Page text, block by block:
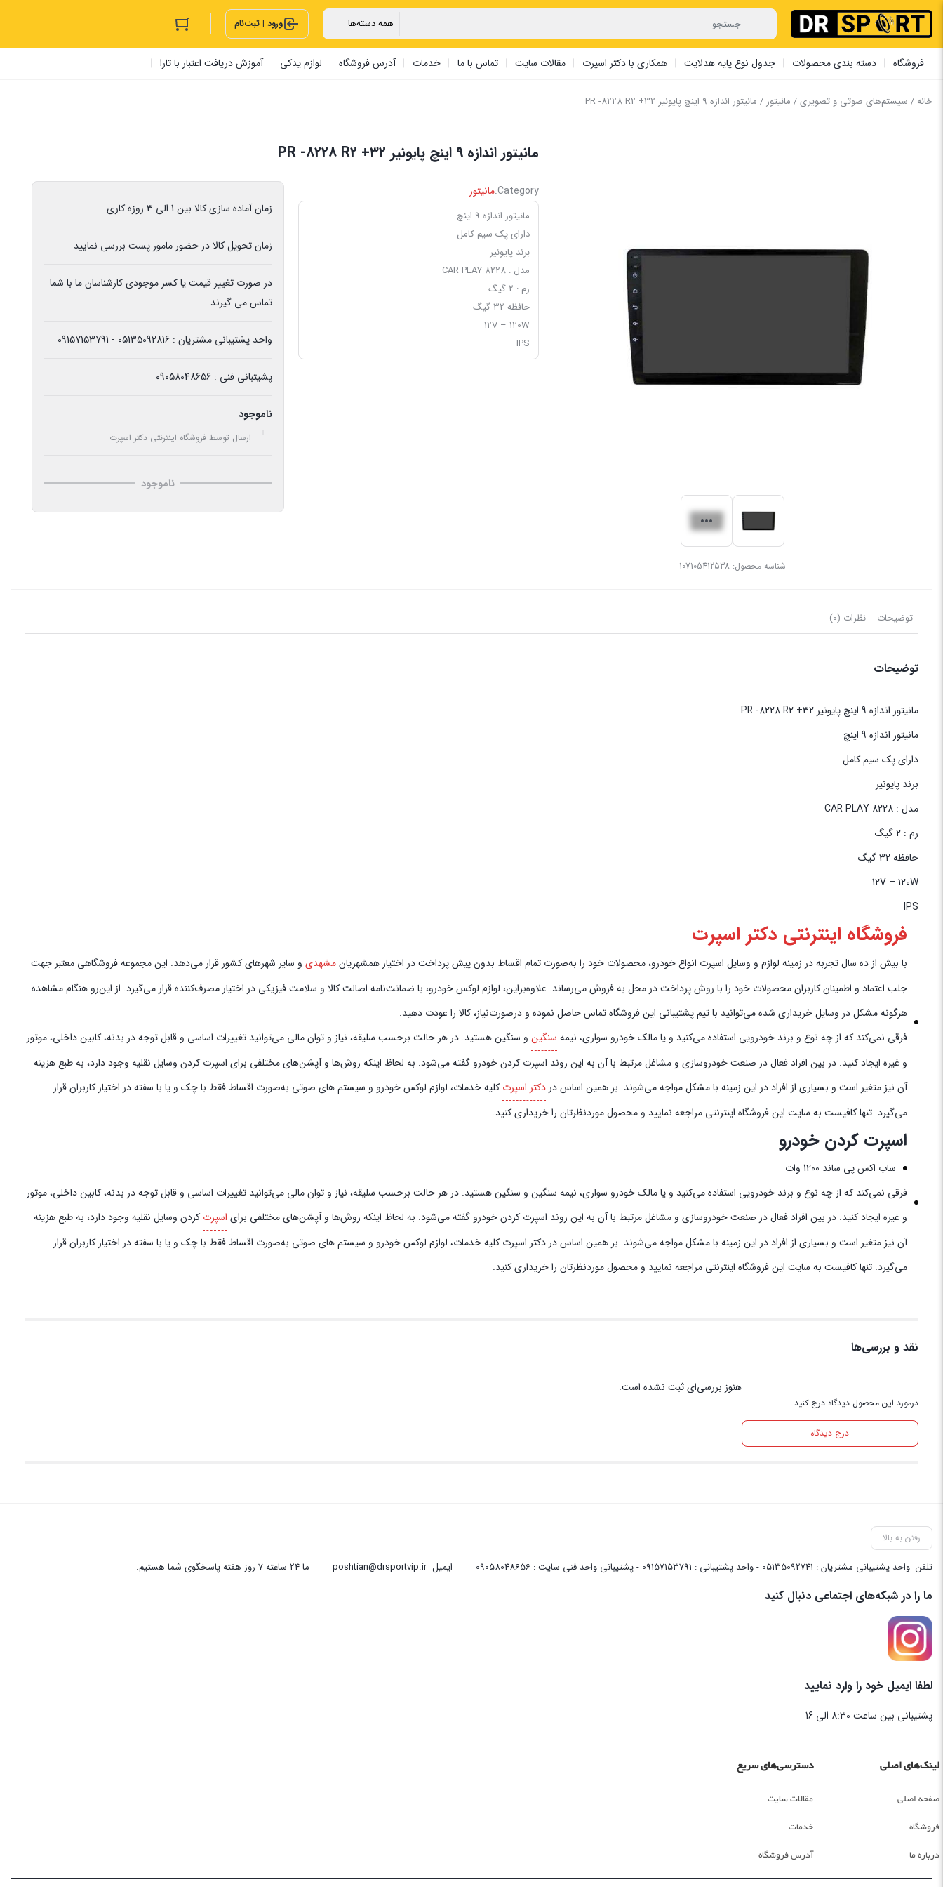
ورود | ثبت‌نام
فروشگاه دسته بندی محصولات جدول نوع پایه هدلایت همکاری با دکتر اسپرت مقالات سایت تماس با ما خدمات آدرس فروشگاه لوازم یدکی آموزش دریافت اعتبار با تارا
خانه/ سیستم‌های صوتی و تصویری/ مانیتور / مانیتور اندازه 9 اینچ پایونیر PR -8228 R2 +32
شناسه محصول:107105412538
مانیتور اندازه 9 اینچ پایونیر PR -8228 R2 +32
Category:مانیتور
مانیتور اندازه 9 اینچ
دارای پک سیم کامل
برند پایونیر
مدل : CAR PLAY 8228
رم : 2 گیگ
حافظه 32 گیگ
12V – 120W
IPS
زمان آماده سازی کالا بین 1 الی 3 روزه کاری
زمان تحویل کالا در حضور مامور پست بررسی نمایید
در صورت تغییر قیمت یا کسر موجودی کارشناسان ما با شما
تماس می گیرند
واحد پشتیبانی مشتریان : 05135092816 - 09157153791
پشیتبانی فنی : 09058048656
ناموجود
ارسال توسط فروشگاه اینترنتی دکتر اسپرت
ناموجود
توضیحات نظرات (0)
توضیحات
مانیتور اندازه 9 اینچ پایونیر PR -8228 R2 +32
مانیتور اندازه 9 اینچ
دارای پک سیم کامل
برند پایونیر
مدل : CAR PLAY 8228
رم : 2 گیگ
حافظه 32 گیگ
12V – 120W
IPS
فروشگاه اینترنتی دکتر اسپرت
با بیش از ده سال تجربه در زمینه لوازم و وسایل اسپرت انواع خودرو، محصولات خود را به‌صورت تمام اقساط بدون پیش‌‎ پرداخت در اختیار همشهریان مشهدی و سایر شهرهای کشور قرار می‌دهد. این مجموعه فروشگاهی معتبر جهت
جلب اعتماد و اطمینان کاربران محصولات خود را با روش پرداخت در محل به فروش می‌رساند. علاوه‌بر‌این، لوازم لوکس خودرو، با ضمانت‌نامه اصالت کالا و سلامت فیزیکی در اختیار مصرف‌کننده قرار می‌گیرد. از این‌رو هنگام مشاهده
هرگونه مشکل در وسایل خریداری شده می‌توانید با تیم پشتیبانی این فروشگاه تماس حاصل نموده و در‌صورت‌نیاز، کالا را عودت دهید.
فرقی نمی‌کند که از چه نوع و برند خودرویی استفاده می‌کنید و یا مالک خودرو سواری، نیمه سنگین و سنگین هستید. در هر حالت برحسب سلیقه، نیاز و توان مالی می‌توانید تغییرات اساسی و قابل توجه در بدنه، کابین داخلی، موتور
و غیره ایجاد کنید. در بین افراد فعال در صنعت خودروسازی و مشاغل مرتبط با آن به این روند اسپرت کردن خودرو گفته می‌شود. به لحاظ اینکه روش‌ها و آپشن‌های مختلفی برای اسپرت کردن وسایل نقلیه وجود دارد، به طبع هزینه
آن نیز متغیر است و بسیاری از افراد در این زمینه با مشکل مواجه می‌شوند. بر همین اساس در دکتر اسپرت کلیه خدمات، لوازم لوکس خودرو و سیستم‌ های صوتی به‌صورت اقساط فقط با چک و یا با سفته در اختیار کاربران قرار
می‌گیرد. تنها کافیست به سایت این فروشگاه اینترنتی مراجعه نمایید و محصول موردنظرتان را خریداری کنید.
اسپرت کردن خودرو
ساب اکس پی ساند 1200 وات
فرقی نمی‌کند که از چه نوع و برند خودرویی استفاده می‌کنید و یا مالک خودرو سواری، نیمه سنگین و سنگین هستید. در هر حالت برحسب سلیقه، نیاز و توان مالی می‌توانید تغییرات اساسی و قابل توجه در بدنه، کابین داخلی، موتور
و غیره ایجاد کنید. در بین افراد فعال در صنعت خودروسازی و مشاغل مرتبط با آن به این روند اسپرت کردن خودرو گفته می‌شود. به لحاظ اینکه روش‌ها و آپشن‌های مختلفی برای اسپرت کردن وسایل نقلیه وجود دارد، به طبع هزینه
آن نیز متغیر است و بسیاری از افراد در این زمینه با مشکل مواجه می‌شوند. بر همین اساس در دکتر اسپرت کلیه خدمات، لوازم لوکس خودرو و سیستم‌ های صوتی به‌صورت اقساط فقط با چک و یا با سفته در اختیار کاربران قرار
می‌گیرد. تنها کافیست به سایت این فروشگاه اینترنتی مراجعه نمایید و محصول موردنظرتان را خریداری کنید.
نقد و بررسی‌ها
درمورد این محصول دیدگاه درج کنید.
درج دیدگاه
هنوز بررسی‌ای ثبت نشده است.
رفتن به بالا
تلفن واحد پشتیبانی مشتریان : 05135092741 - واحد پشتیبانی : 09157153791 - پشتیبانی واحد فنی سایت : 09058048656 ایمیلposhtian@drsportvip.ir ما 24 ساعته 7 روز هفته پاسخگوی شما هستیم.
ما را در شبکه‌های اجتماعی دنبال کنید
لطفا ایمیل خود را وارد نمایید
پشتیبانی بین ساعت 8:30 الی 16
لینک‌های اصلی
صفحه اصلی
فروشگاه
درباره ما
دسترسی‌های سریع
مقالات سایت
خدمات
آدرس فروشگاه